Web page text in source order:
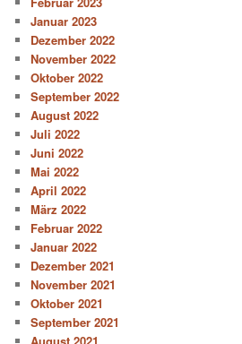
Januar 2023
Dezember 2022
November 2022
Oktober 2022
September 2022
August 2022
Juli 2022
Juni 2022
Mai 2022
April 2022
März 2022
Februar 2022
Januar 2022
Dezember 2021
November 2021
Oktober 2021
September 2021